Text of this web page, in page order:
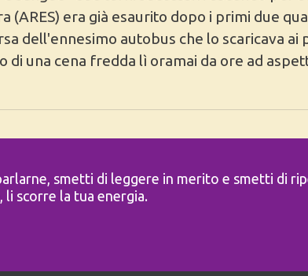
(ARES) era già esaurito dopo i primi due
dell'ennesimo autobus che lo scaricava ai
una cena fredda lì oramai da ore ad
smetti di leggere in merito e smetti di
li scorre la tua energia.